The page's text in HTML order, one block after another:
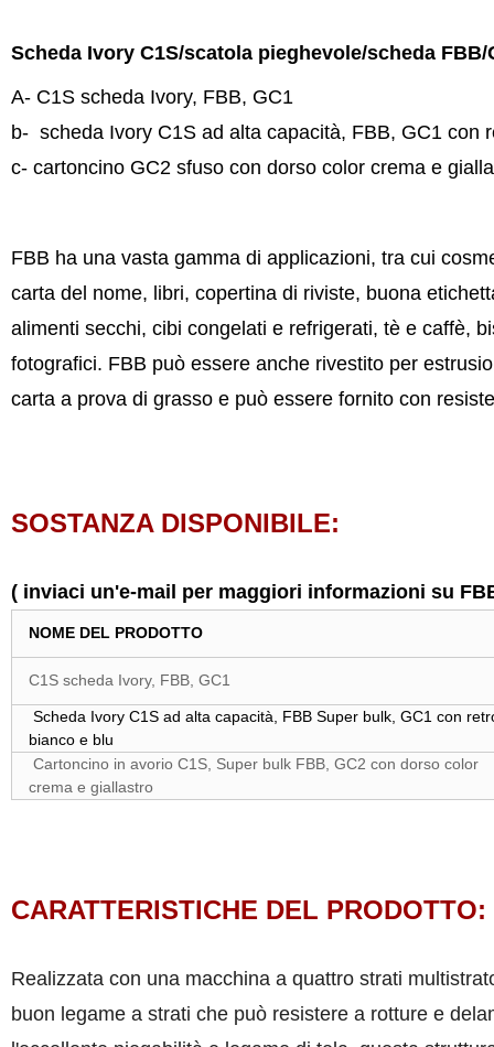
Scheda Ivory C1S/scatola pieghevole/scheda FBB/
A- C1S scheda Ivory, FBB, GC1
b- scheda Ivory C1S ad alta capacità, FBB, GC1 con
c- cartoncino GC2 sfuso con dorso color crema e
FBB ha una vasta gamma di applicazioni, tra cui
carta del nome, libri, copertina di riviste, buona
alimenti secchi, cibi congelati e refrigerati, tè e caffè,
fotografici. FBB può essere anche rivestito per
carta a prova di grasso e può essere fornito con
SOSTANZA DISPONIBILE:
( inviaci un'e-mail per maggiori informazioni su
NOME DEL PRODOTTO
C1S scheda Ivory, FBB, GC1
Scheda Ivory C1S ad alta capacità, FBB Super bulk, GC1 con
bianco e blu
Cartoncino in avorio C1S, Super bulk FBB, GC2 con dorso color
crema e giallastro
CARATTERISTICHE DEL PRODOTTO:
Realizzata con una macchina a quattro strati
buon legame a strati che può resistere a rotture e